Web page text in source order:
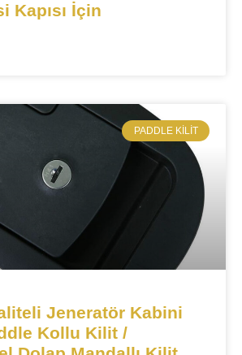
Kapısı İçin
​PADDLE KILIT
Jeneratör Kabini
Kollu Kilit /